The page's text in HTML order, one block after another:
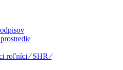
roľníci ⁄ SHR ⁄